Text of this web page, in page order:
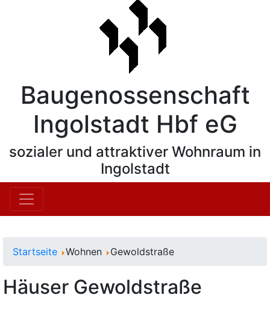
Baugenossenschaft
Ingolstadt Hbf eG
sozialer und attraktiver Wohnraum in
Ingolstadt
Startseite Wohnen Gewoldstraße
Häuser Gewoldstraße